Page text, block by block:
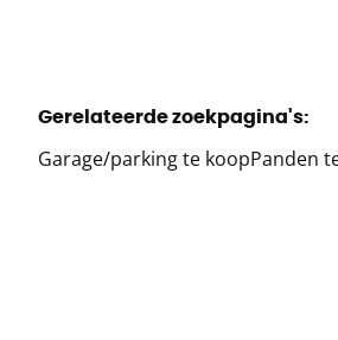
Gerelateerde zoekpagina's:
Garage/parking te koopPanden